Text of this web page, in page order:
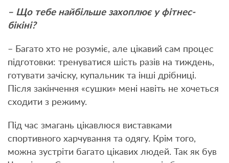
– Що тебе найбільше захоплює у фітнес-
бікіні?
– Багато хто не розуміє, але цікавий сам процес
підготовки: тренуватися шість разів на тиждень,
готувати зачіску, купальник та інші дрібниці.
Після закінчення «сушки» мені навіть не хочеться
сходити з режиму.
Під час змагань цікавлюся виставками
спортивного харчування та одягу. Крім того,
можна зустріти багато цікавих людей. Так як був